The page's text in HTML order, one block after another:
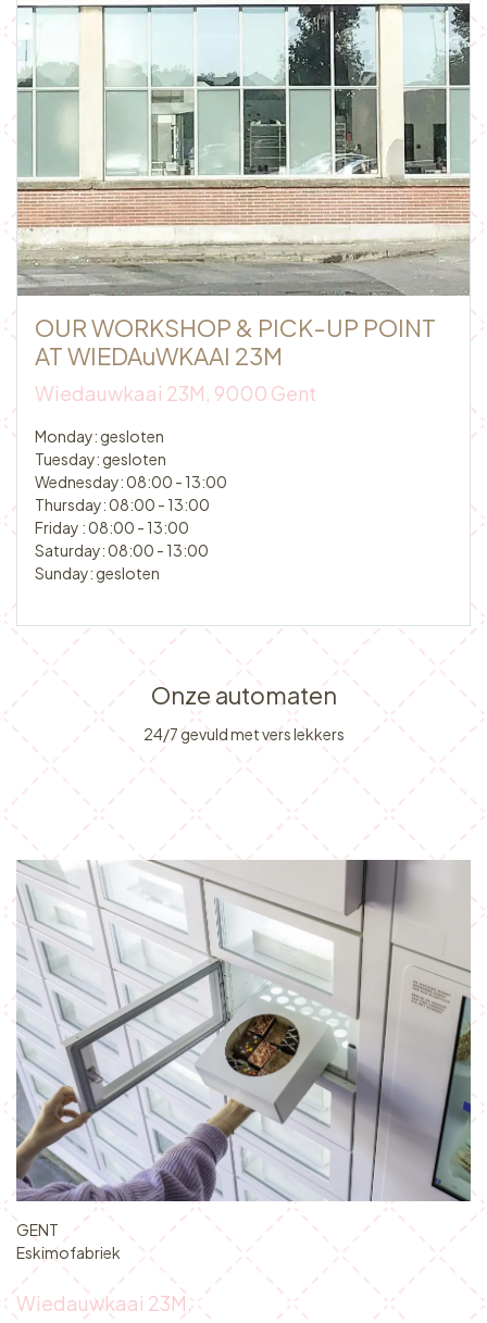
OUR WORKSHOP & PICK-UP POINT
AT WIEDAuWKAAI 23M
Wiedauwkaai 23M, 9000 Gent​
Monday: gesloten
Tuesday: gesloten
Wednesday: 08:00 - 13:00
Thursday: 08:00 - 13:00
Friday : 08:00 - 13:00
Saturday: 08:00 - 13:00
Sunday: gesloten
Onze automaten
24/7 gevuld met vers lekkers
GENT
Eskimofabriek
Wiedauwkaai 23M,